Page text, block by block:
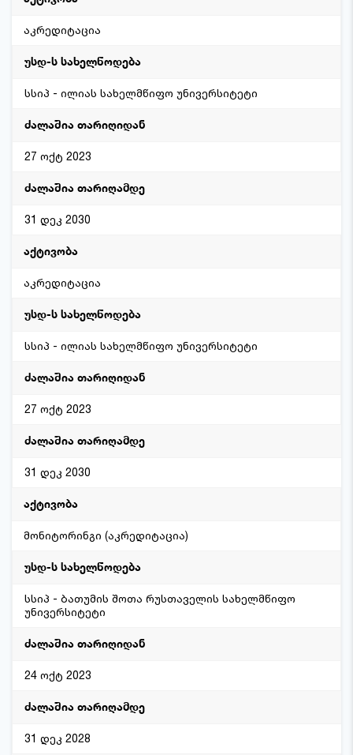
აკრედიტაცია
სსიპ - ილიას სახელმწიფო უნივერსიტეტი
27 ოქტ 2023
31 დეკ 2030
აკრედიტაცია
სსიპ - ილიას სახელმწიფო უნივერსიტეტი
27 ოქტ 2023
31 დეკ 2030
მონიტორინგი (აკრედიტაცია)
სსიპ - ბათუმის შოთა რუსთაველის სახელმწიფო
უნივერსიტეტი
24 ოქტ 2023
31 დეკ 2028